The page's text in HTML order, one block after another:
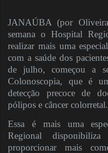
JANAÚBA (por
semana o Hospital
realizar mais uma
com a saúde dos
de julho, começou a
Colonoscopia, que é
detecção precoce de
pólipos e câncer colorretal.
Essa é mais uma
Regional
proporcionar mais